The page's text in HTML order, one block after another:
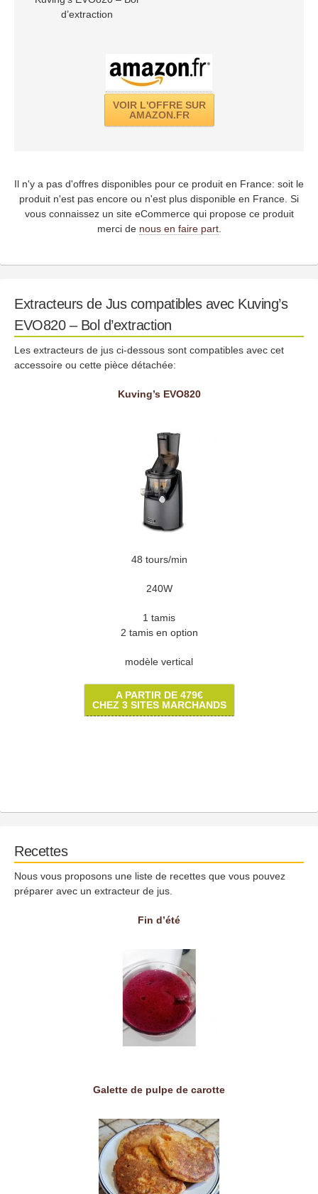
d’extraction
VOIR L'OFFRE SUR
AMAZON.FR
Il n'y a pas d'offres disponibles pour ce produit en France: soit le
produit n'est pas encore ou n'est plus disponible en France. Si
vous connaissez un site eCommerce qui propose ce produit
merci de nous en faire part.
Extracteurs de Jus compatibles avec Kuving’s
EVO820 – Bol d’extraction
Les extracteurs de jus ci-dessous sont compatibles avec cet
accessoire ou cette pièce détachée:
Kuving’s EVO820
48 tours/min
240W
1 tamis
2 tamis en option
modèle vertical
A PARTIR DE 479€
CHEZ 3 SITES MARCHANDS
Recettes
Nous vous proposons une liste de recettes que vous pouvez
préparer avec un extracteur de jus.
Fin d’été
Galette de pulpe de carotte